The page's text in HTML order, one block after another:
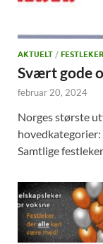
AKTUELT / FESTLEKER
Svært gode
februar 20, 2024
Norges største
hovedkategorier:
Samtlige